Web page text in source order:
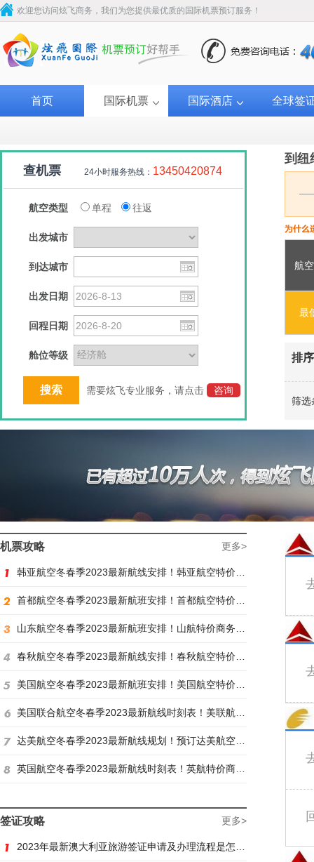
欢迎您访问炫飞商务，我们为您提供最优质的国际机票预订服务！
首页 国际机票 国际酒店 全球签
查机票 24小时服务热线： 13450420874
航空类型 单程 往返
出发城市
到达城市
出发日期
回程日期
舱位等级
需要炫飞专业服务，请点击 咨询
到纽
航
最
卡塔尔航空 卡塔尔航空 卡塔尔航空
￥
排
筛
机票攻略 更多>
韩亚航空冬春季2023最新航线安排！韩亚航空特价商务舱预订火热抢购中
首都航空冬春季2023最新航班安排！首都航空特价商务舱火热抢购中
山东航空冬春季2023最新航班安排！山航特价商务舱火热抢购中
春秋航空冬春季2023最新航线安排！春秋航空特价商务舱找炫飞
美国航空冬春季2023最新航班安排！美国航空特价商务舱火热抢购中
美国联合航空冬春季2023最新航线时刻表！美联航特价商务舱预订火热抢购ing
达美航空冬春季2023最新航线规划！预订达美航空商务舱找炫飞
英国航空冬春季2023最新航线时刻表！英航特价商务舱预订找炫飞
签证攻略 更多>
2023年最新澳大利亚旅游签证申请及办理流程是怎样？